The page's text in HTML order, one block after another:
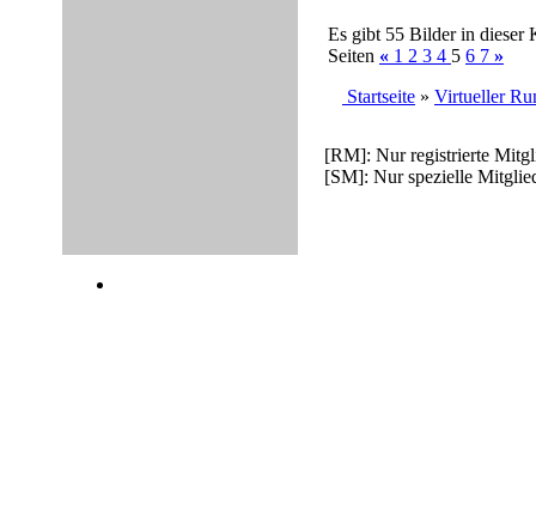
Es gibt 55 Bilder in dieser
Seiten « 1 2 3 4 5 6 7 »
Startseite » Virtueller
[RM]: Nur registrierte
[SM]: Nur spezielle